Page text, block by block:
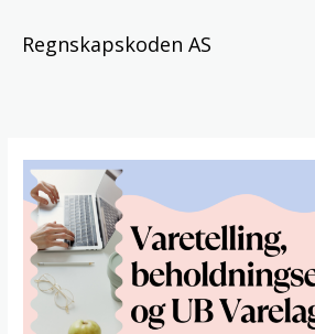
content
Regnskapskoden AS